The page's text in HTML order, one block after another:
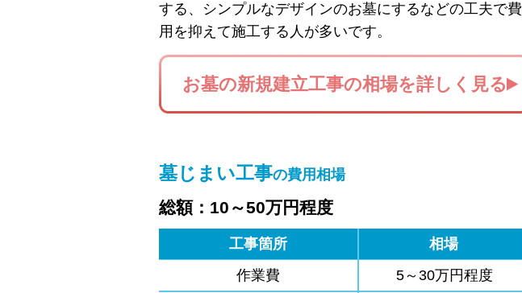
する、シンプルなデザインのお墓にするなどの工夫で費
用を抑えて施工する人が多いです。
お墓の新規建立工事の相場を詳しく見る
墓じまい工事の費用相場
総額：10～50万円程度
工事箇所
相場
作業費
5～30万円程度